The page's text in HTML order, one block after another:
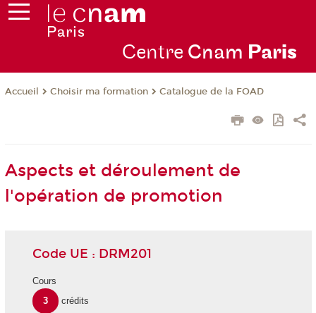
Centre Cnam Paris
Accueil Choisir ma formation Catalogue de la FOAD
Aspects et déroulement de
l'opération de promotion
Code UE : DRM201
Cours
3
crédits